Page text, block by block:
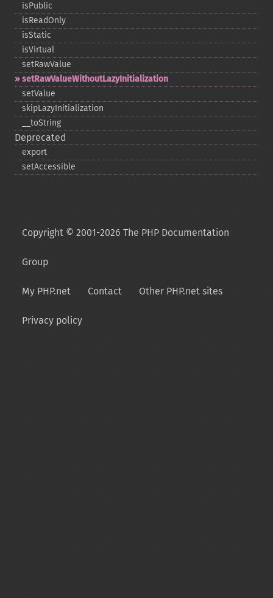
isPublic
isReadOnly
isStatic
isVirtual
setRawValue
setRawValueWithoutLazyInitialization
setValue
skipLazyInitialization
_​_​toString
Deprecated
export
setAccessible
Copyright © 2001-2026 The PHP Documentation
Group
My PHP.net Contact Other PHP.net sites
Privacy policy